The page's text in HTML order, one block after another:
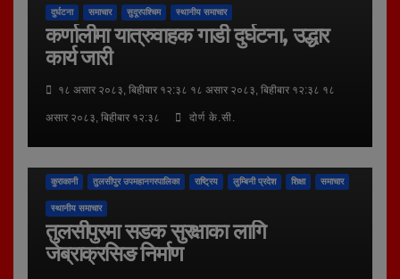
दुर्घटना समाचार सुदूरपश्चिम स्थानीय समाचार
कर्णालीमा यात्रुवाहक गाडी दुर्घटना, उद्धार
कार्य जारी
१८ असार २०८३, बिहीबार १२:३८ १८ असार २०८३, बिहीबार १२:३८ १८
असार २०८३, बिहीबार १२:३८ दोर्ण के.सी.
कुराकानी तुलसीपुर उपमहानगरपालिका राष्ट्रिय लुम्बिनी प्रदेश शिक्षा समाचार
स्थानीय समाचार
तुलसीपुरमा सडक सुरक्षाका लागि
जेब्राक्रसिङ निर्माण